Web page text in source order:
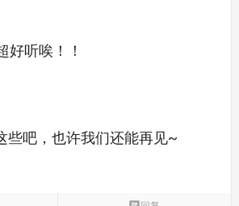
好听唉！！
些吧，也许我们还能再见~